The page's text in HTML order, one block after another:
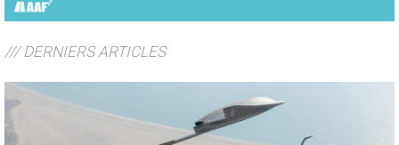
/// DERNIERS ARTICLES